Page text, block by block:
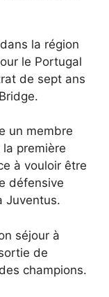
la région
le Portugal
de sept ans
un membre
première
à vouloir être
défensive
Juventus.
séjour à
de
champions.